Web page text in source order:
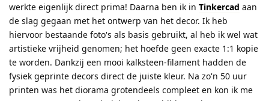
werkte eigenlijk direct prima! Daarna ben ik in Tinkercad aan
de slag gegaan met het ontwerp van het decor. Ik heb
hiervoor bestaande foto's als basis gebruikt, al heb ik wel wat
artistieke vrijheid genomen; het hoefde geen exacte 1:1 kopie
te worden. Dankzij een mooi kalksteen-filament hadden de
fysiek geprinte decors direct de juiste kleur. Na zo'n 50 uur
printen was het diorama grotendeels compleet en kon ik me